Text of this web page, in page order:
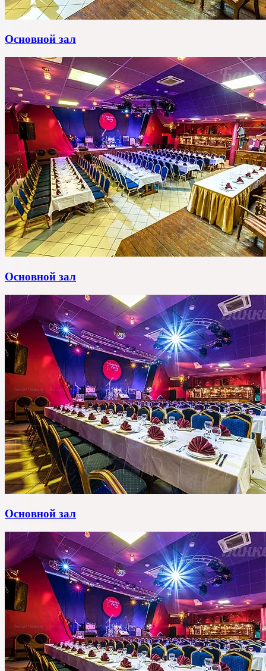
Основной зал
Основной зал
Основной зал